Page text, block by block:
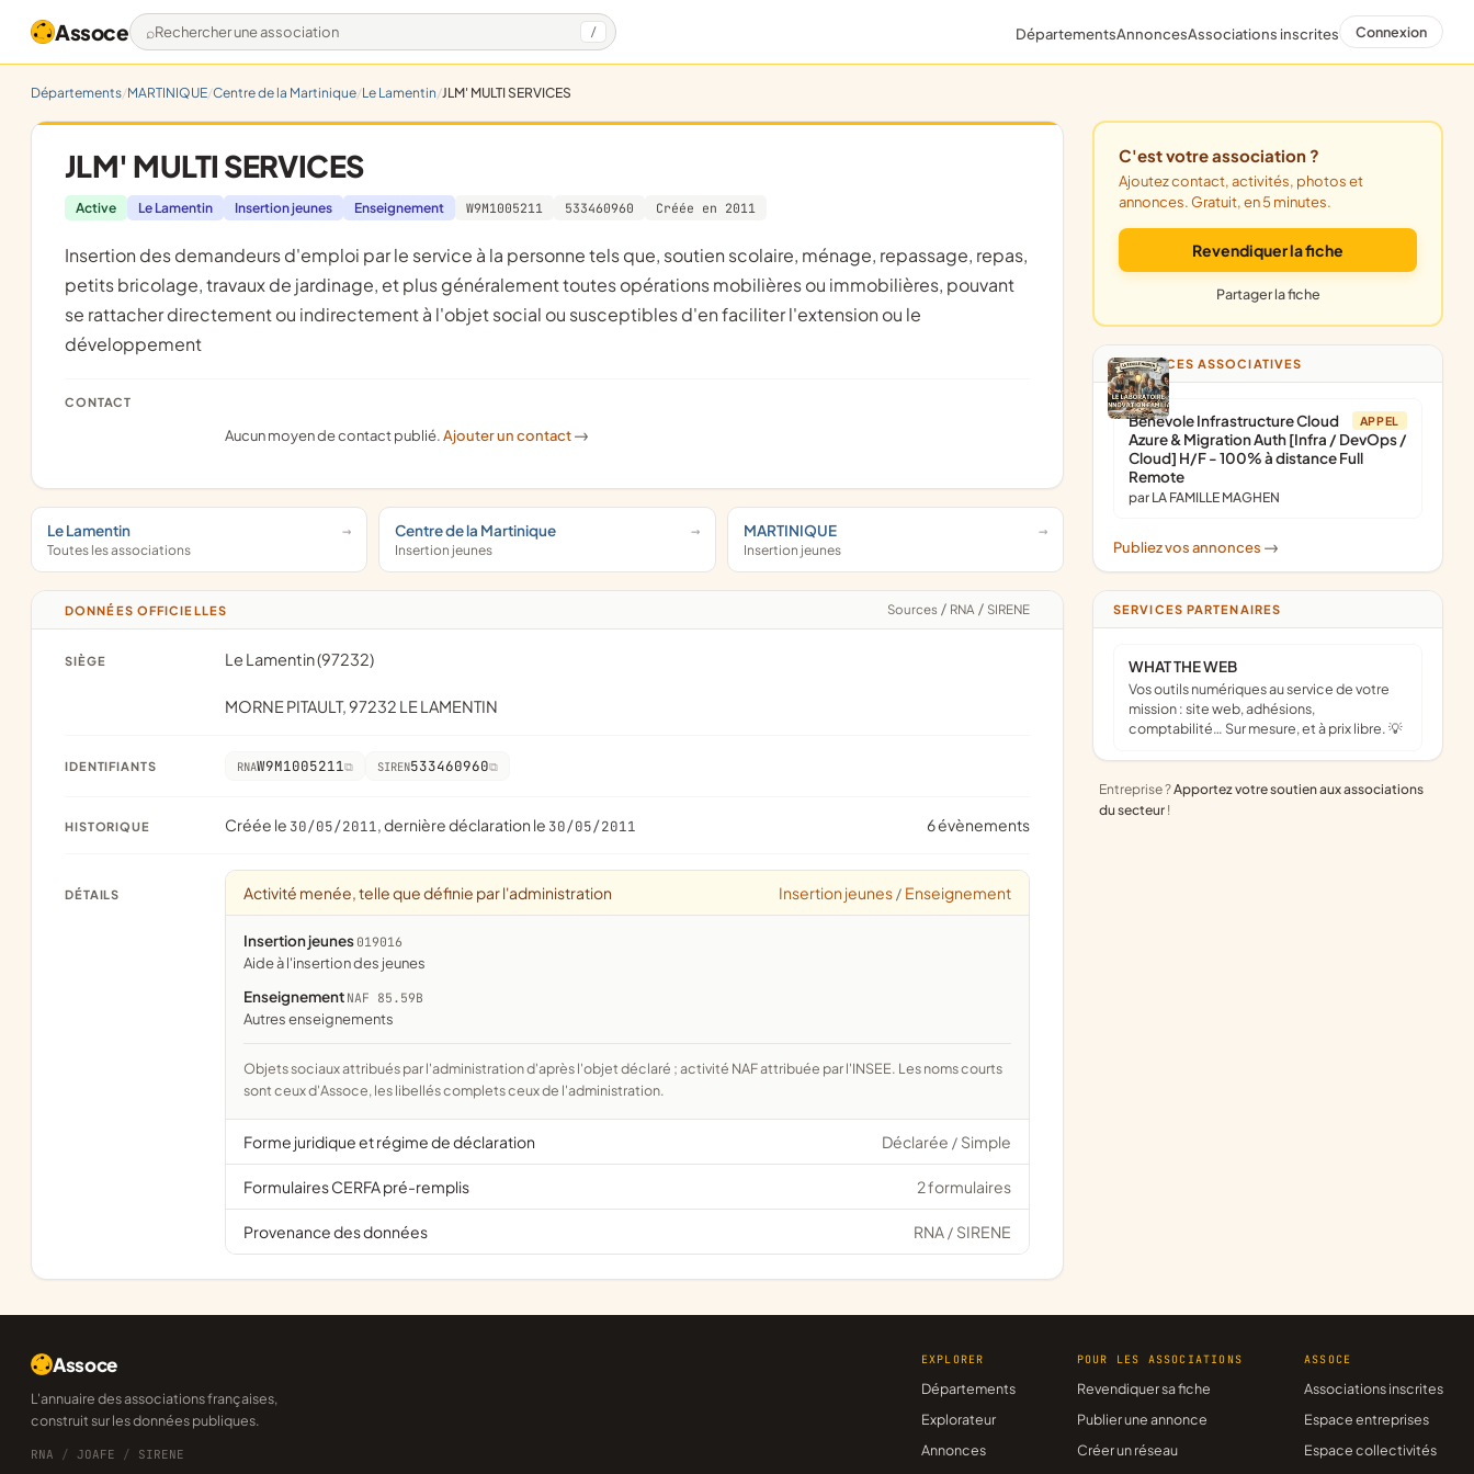
Assoce Rechercher une association / DépartementsAnnoncesAssociations inscrites Connexion
Départements MARTINIQUE Centre de la Martinique Le Lamentin JLM' MULTI SERVICES
JLM' MULTI SERVICES
Active Le Lamentin Insertion jeunes Enseignement W9M1005211 533460960 Créée en 2011
insertion des demandeurs d'emploi par le service à la personne tels que, soutien scolaire, ménage, repassage, repas,
petits bricolage, travaux de jardinage, et plus généralement toutes opérations mobilières ou immobilières, pouvant
se rattacher directement ou indirectement à l'objet social ou susceptibles d'en faciliter l'extension ou le
développement
CONTACT
Aucun moyen de contact publié.Ajouter un contact ->
Le Lamentin
Toutes les associations
Centre de la Martinique
Insertion jeunes
MARTINIQUE
Insertion jeunes
DONNÉES OFFICIELLES Sources / RNA / SIRENE
SIÈGE Le Lamentin (97232)
MORNE PITAULT, 97232 LE LAMENTIN
IDENTIFIANTS RNAW9M1005211 SIREN533460960
HISTORIQUE Créée le 30/05/2011, dernière déclaration le 30/05/2011 6 évènements
DÉTAILS Activité menée, telle que définie par l'administration Insertion jeunes / Enseignement
Insertion jeunes 019016
aide à l'insertion des jeunes
Enseignement NAF 85.59B
Autres enseignements
Objets sociaux attribués par l'administration d'après l'objet déclaré ; activité NAF attribuée par l'INSEE. Les noms courts
sont ceux d'Assoce, les libellés complets ceux de l'administration.
Forme juridique et régime de déclaration Déclarée / Simple
Formulaires CERFA pré-remplis 2 formulaires
Provenance des données RNA / SIRENE
C'est votre association ?
Ajoutez contact, activités, photos et
annonces. Gratuit, en 5 minutes.
Revendiquer la fiche
Partager la fiche
ANNONCES ASSOCIATIVES
APPEL
Bénévole Infrastructure Cloud
Azure & Migration Auth [Infra / DevOps /
Cloud] H/F - 100% à distance Full
Remote
par LA FAMILLE MAGHEN
Publiez vos annonces ->
SERVICES PARTENAIRES
WHAT THE WEB
Vos outils numériques au service de votre
mission : site web, adhésions,
comptabilité… Sur mesure, et à prix libre. 💡
Entreprise ?Apportez votre soutien aux associations
du secteur !
Assoce
L'annuaire des associations françaises,
construit sur les données publiques.
RNA / JOAFE / SIRENE
EXPLORER
Départements
Explorateur
Annonces
POUR LES ASSOCIATIONS
Revendiquer sa fiche
Publier une annonce
Créer un réseau
ASSOCE
Associations inscrites
Espace entreprises
Espace collectivités